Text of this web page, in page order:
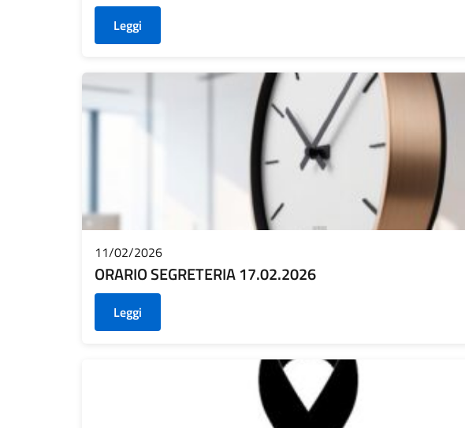
Leggi
11/02/2026
ORARIO SEGRETERIA 17.02.2026
Leggi